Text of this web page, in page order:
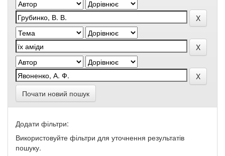
Почати новий пошук
Додати фільтри:
Використовуйте фільтри для уточнення результатів
пошуку.